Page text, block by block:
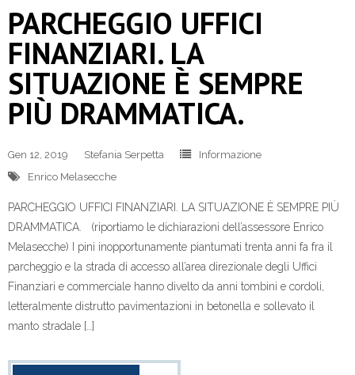
PARCHEGGIO UFFICI
FINANZIARI. LA
SITUAZIONE È SEMPRE
PIÙ DRAMMATICA.
Gen 12, 2019 Stefania Serpetta
Informazione
Enrico Melasecche
PARCHEGGIO UFFICI FINANZIARI. LA SITUAZIONE È SEMPRE PIÙ
DRAMMATICA. (riportiamo le dichiarazioni dell’assessore Enrico
Melasecche) I pini inopportunamente piantumati trenta anni fa fra il
parcheggio e la strada di accesso all’area direzionale degli Uffici
Finanziari e commerciale hanno divelto da anni tombini e cordoli,
letteralmente distrutto pavimentazioni in betonella e sollevato il
manto stradale […]